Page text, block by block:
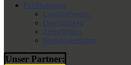
Publikationen
Loseblattwerke
Datenbanken
Zeitschriften
Spendenleitfaden
Unser Partner: